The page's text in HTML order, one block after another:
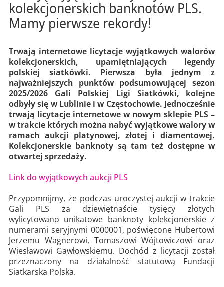
kolekcjonerskich banknotów PLS.
Mamy pierwsze rekordy!
Trwają internetowe licytacje wyjątkowych walorów
kolekcjonerskich, upamiętniających legendy
polskiej siatkówki. Pierwsza była jednym z
najważniejszych punktów podsumowującej sezon
2025/2026 Gali Polskiej Ligi Siatkówki, kolejne
odbyły się w Lublinie i w Częstochowie. Jednocześnie
trwają licytacje internetowe w nowym sklepie PLS –
w trakcie których można nabyć wyjątkowe walory w
ramach aukcji platynowej, złotej i diamentowej.
Kolekcjonerskie banknoty są tam też dostępne w
otwartej sprzedaży.
Link do wyjątkowych aukcji PLS
Przypomnijmy, że podczas uroczystej aukcji w trakcie
Gali PLS za dziewiętnaście tysięcy złotych
wylicytowano unikatowe banknoty kolekcjonerskie z
numerami seryjnymi 0000001, poświęcone Hubertowi
Jerzemu Wagnerowi, Tomaszowi Wójtowiczowi oraz
Wiesławowi Gawłowskiemu. Dochód z licytacji został
przeznaczony na działalność statutową Fundacji
Siatkarska Polska.